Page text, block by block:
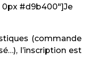
#d9b400″]Je
(commande
l’inscription est